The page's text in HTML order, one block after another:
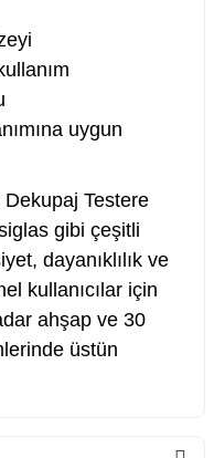
uygun
Testere
gibi çeşitli
dayanıklılık ve
kullanıcılar için
ahşap ve 30
üstün